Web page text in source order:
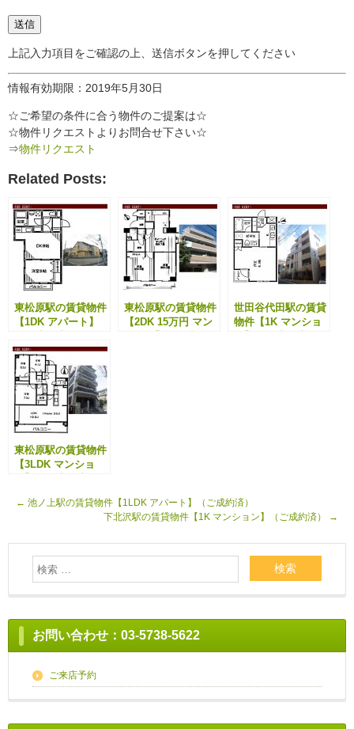
上記入力項目をご確認の上、送信ボタンを押してください
情報有効期限：2019年5月30日
☆ご希望の条件に合う物件のご提案は☆
☆物件リクエストよりお問合せ下さい☆
⇒物件リクエスト
Related Posts:
東松原駅の賃貸物件
【1DK アパート】
東松原駅の賃貸物件
【2DK 15万円 マン
世田谷代田駅の賃貸
物件【1K マンショ
東松原駅の賃貸物件
【3LDK マンショ
← 池ノ上駅の賃貸物件【1LDK アパート】（ご成約済）
下北沢駅の賃貸物件【1K マンション】（ご成約済）
→
お問い合わせ：03-5738-5622
ご来店予約